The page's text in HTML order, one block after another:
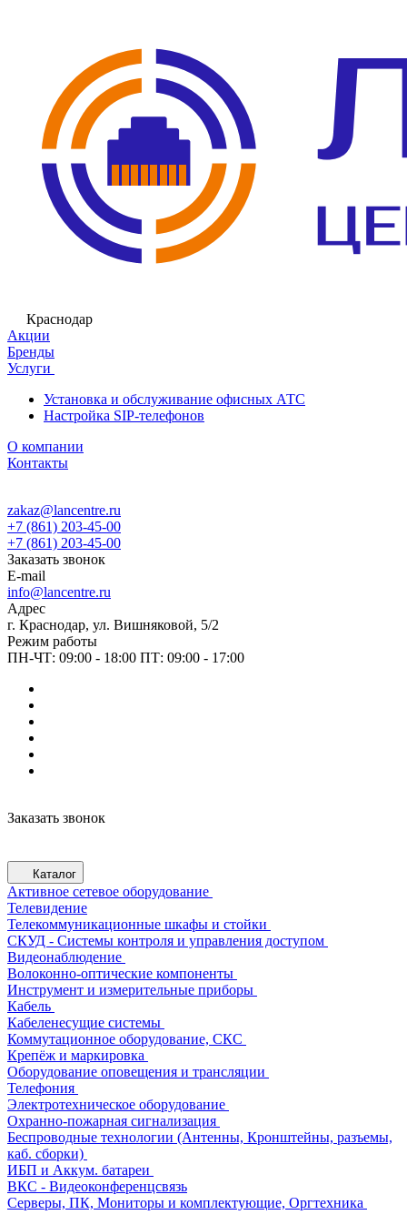
Краснодар
Акции
Бренды
Услуги
Установка и обслуживание офисных АТС
Настройка SIP-телефонов
О компании
Контакты
zakaz@lancentre.ru
+7 (861) 203-45-00
+7 (861) 203-45-00
Заказать звонок
E-mail
info@lancentre.ru
Адрес
г. Краснодар, ул. Вишняковой, 5/2
Режим работы
ПН-ЧТ: 09:00 - 18:00 ПТ: 09:00 - 17:00
Заказать звонок
Каталог
Активное сетевое оборудование
Телевидение
Телекоммуникационные шкафы и стойки
СКУД - Системы контроля и управления доступом
Видеонаблюдение
Волоконно-оптические компоненты
Инструмент и измерительные приборы
Кабель
Кабеленесущие системы
Коммутационное оборудование, СКС
Крепёж и маркировка
Оборудование оповещения и трансляции
Телефония
Электротехническое оборудование
Охранно-пожарная сигнализация
Беспроводные технологии (Антенны, Кронштейны, разъемы,
каб. сборки)
ИБП и Аккум. батареи
ВКС - Видеоконференцсвязь
Серверы, ПК, Мониторы и комплектующие, Оргтехника